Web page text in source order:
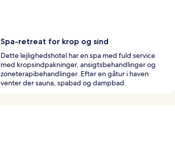
Spa-retreat for krop og sind
Dette lejlighedshotel har en spa med fuld service
med kropsindpakninger, ansigtsbehandlinger og
zoneterapibehandlinger. Efter en gåtur i haven
venter der sauna, spabad og dampbad.